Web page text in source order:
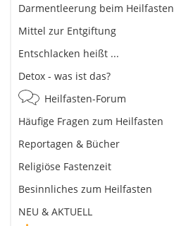
Darmentleerung beim Heilfasten
Mittel zur Entgiftung
Entschlacken heißt ...
Detox - was ist das?
Heilfasten-Forum
Häufige Fragen zum Heilfasten
Reportagen & Bücher
Religiöse Fastenzeit
Besinnliches zum Heilfasten
NEU & AKTUELL